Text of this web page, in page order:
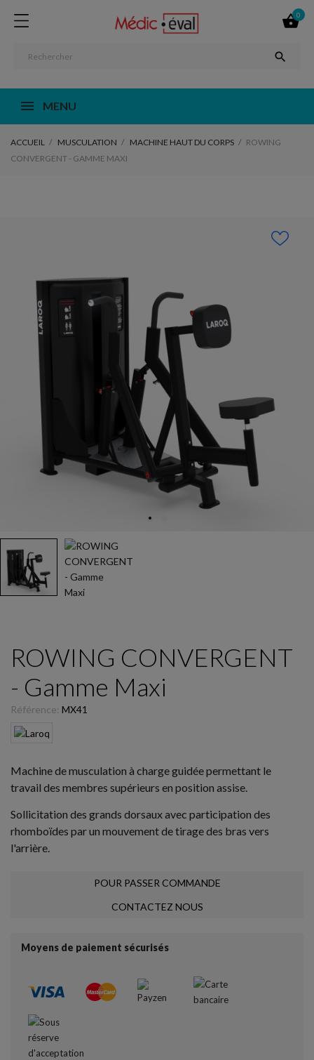

0

MENU
ACCUEIL MUSCULATION MACHINE HAUT DU CORPS
ROWING
CONVERGENT - GAMME MAXI
ROWING CONVERGENT
- Gamme Maxi
Référence: MX41
Machine de musculation à charge guidée permettant le
travail des membres supérieurs en position assise.
Sollicitation des grands dorsaux avec participation des
rhomboïdes par un mouvement de tirage des bras vers
l'arrière.
POUR PASSER COMMANDE
CONTACTEZ NOUS
Moyens de paiement sécurisés